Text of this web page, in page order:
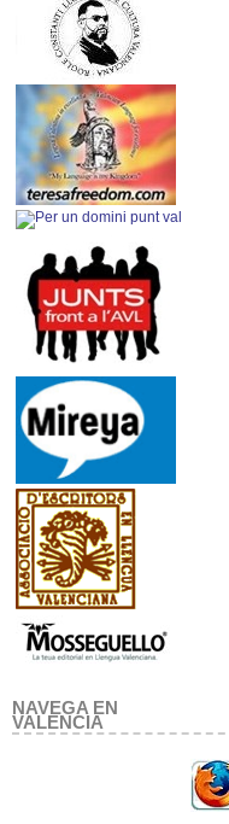
NAVEGA EN
VALENCIA